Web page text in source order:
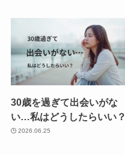
30歳を過ぎて出会いがな
い…私はどうしたらいい？
2026.06.25